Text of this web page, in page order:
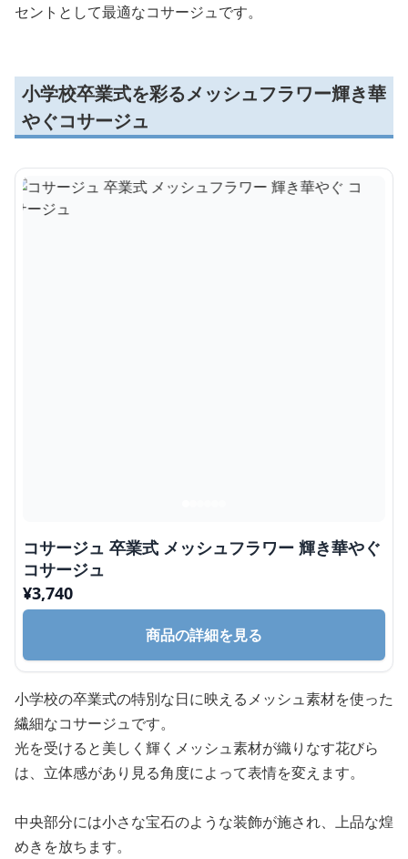
セントとして最適なコサージュです。
小学校卒業式を彩るメッシュフラワー輝き華
やぐコサージュ
コサージュ 卒業式 メッシュフラワー 輝き華やぐ
コサージュ
¥3,740
商品の詳細を見る
小学校の卒業式の特別な日に映えるメッシュ素材を使った
繊細なコサージュです。
光を受けると美しく輝くメッシュ素材が織りなす花びら
は、立体感があり見る角度によって表情を変えます。
中央部分には小さな宝石のような装飾が施され、上品な煌
めきを放ちます。